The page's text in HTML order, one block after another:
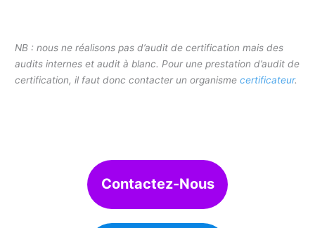
NB : nous ne réalisons pas d’audit de certification mais des
audits internes et audit à blanc. Pour une prestation d’audit de
certification, il faut donc contacter un organismecertificateur.
Contactez-Nous